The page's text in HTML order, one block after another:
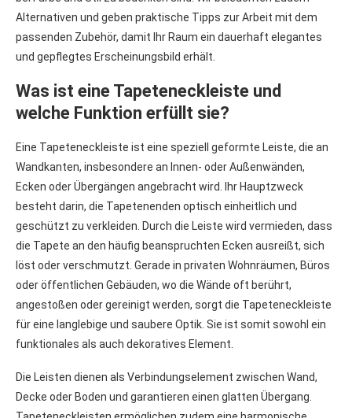
Alternativen und geben praktische Tipps zur Arbeit mit dem
passenden Zubehör, damit Ihr Raum ein dauerhaft elegantes
und gepflegtes Erscheinungsbild erhält.
Was ist eine Tapeteneckleiste und
welche Funktion erfüllt sie?
Eine Tapeteneckleiste ist eine speziell geformte Leiste, die an
Wandkanten, insbesondere an Innen- oder Außenwänden,
Ecken oder Übergängen angebracht wird. Ihr Hauptzweck
besteht darin, die Tapetenenden optisch einheitlich und
geschützt zu verkleiden. Durch die Leiste wird vermieden, dass
die Tapete an den häufig beanspruchten Ecken ausreißt, sich
löst oder verschmutzt. Gerade in privaten Wohnräumen, Büros
oder öffentlichen Gebäuden, wo die Wände oft berührt,
angestoßen oder gereinigt werden, sorgt die Tapeteneckleiste
für eine langlebige und saubere Optik. Sie ist somit sowohl ein
funktionales als auch dekoratives Element.
Die Leisten dienen als Verbindungselement zwischen Wand,
Decke oder Boden und garantieren einen glatten Übergang.